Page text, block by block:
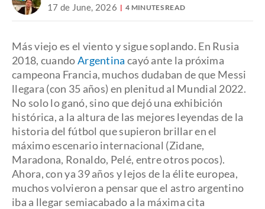
17 de June, 2026 4 MINUTES READ
Más viejo es el viento y sigue soplando. En Rusia
2018, cuandoArgentina cayó ante la próxima
campeona Francia, muchos dudaban de que Messi
llegara (con 35 años) en plenitud al Mundial 2022.
No solo lo ganó, sino que dejó una exhibición
histórica, a la altura de las mejores leyendas de la
historia del fútbol que supieron brillar en el
máximo escenario internacional (Zidane,
Maradona, Ronaldo, Pelé, entre otros pocos).
Ahora, con ya 39 años y lejos de la élite europea,
muchos volvieron a pensar que el astro argentino
iba a llegar semiacabado a la máxima cita